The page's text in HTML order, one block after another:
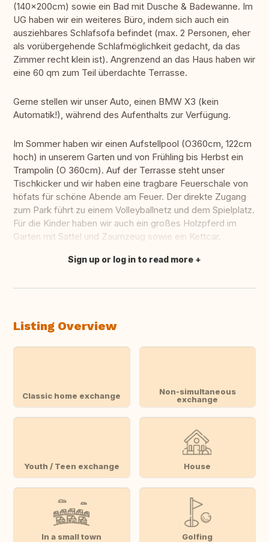
(140x200cm) sowie ein Bad mit Dusche & Badewanne. Im
UG haben wir ein weiteres Büro, indem sich auch ein
ausziehbares Schlafsofa befindet (max. 2 Personen, eher
als vorübergehende Schlafmöglichkeit gedacht, da das
Zimmer recht klein ist). Angrenzend an das Haus haben wir
eine 60 qm zum Teil überdachte Terrasse.
Gerne stellen wir unser Auto, einen BMW X3 (kein
Automatik!), während des Aufenthalts zur Verfügung.
Im Sommer haben wir einen Aufstellpool (O360cm, 122cm
hoch) in unserem Garten und von Frühling bis Herbst ein
Trampolin (O 360cm). Auf der Terrasse steht unser
Tischkicker und wir haben eine tragbare Feuerschale von
höfats für schöne Abende am Feuer. Der direkte Zugang
zum Park führt zu einem Volleyballnetz und dem Spielplatz.
Für die Kinder haben wir auch ein großes Holzpferd im
Garten mit Sattel und Zaumzeug sowie ein Kettcar.
Translate this
Sign up or log in to read more
Listing Overview
Classic home exchange
Non-simultaneous
exchange
Youth / Teen exchange House
In a small town Golfing